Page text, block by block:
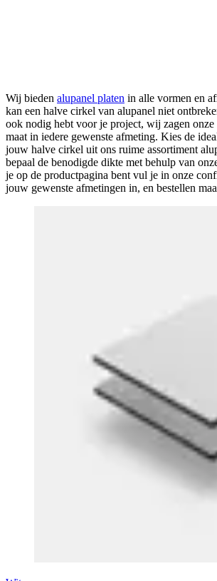
Wij bieden alupanel platen in alle vormen en
kan een halve cirkel van alupanel niet
ook nodig hebt voor je project, wij zagen
maat in iedere gewenste afmeting. Kies de
jouw halve cirkel uit ons ruime assortiment
bepaal de benodigde dikte met behulp van
je op de productpagina bent vul je in onze
jouw gewenste afmetingen in, en bestellen